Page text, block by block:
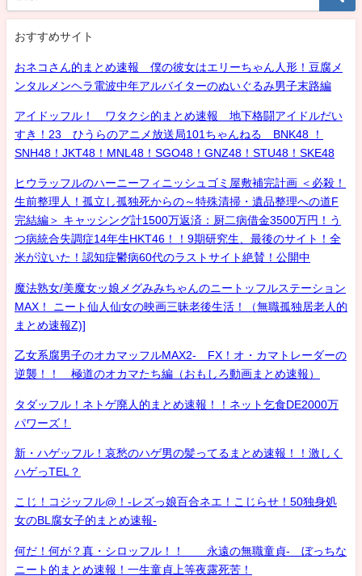
おすすめサイト
おネコさん的まとめ速報 僕の彼女はエリーちゃん人形！豆腐メ
ンタルメンヘラ電波中年アルバイターのぬいぐるみ男子末路編
アイドッフル！ ワタクシ的まとめ速報 地下格闘アイドルだい
すき！23 ひうらのアニメ放送局101ちゃんねる BNK48 ！
SNH48！JKT48！MNL48！SGO48！GNZ48！STU48！SKE48
ヒウラッフルのハーニーフィニッシュゴミ屋敷補完計画 ＜必殺！
生前整理人！孤立し孤独死からの～特殊清掃・遺品整理への道F
完結編＞ キャッシング計1500万返済：厨二病借金3500万円！う
つ病統合失調症14年生HKT46！！9期研究生、最後のサイト！全
米が泣いた！認知症鬱病60代のラストサイト絶賛！公開中
魔法熟女/美魔女ッ娘メグみみちゃんのニートッフルステーション
MAX！ ニート仙人仙女の映画三昧老後生活！（無職孤独居老人的
まとめ速報Z)]
乙女系腐男子のオカマッフルMAX2- FX！オ・カマトレーダーの
逆襲！！ 極道のオカマたち編（おもしろ動画まとめ速報）
タダッフル！ネトゲ廃人的まとめ速報！！ネット乞食DE2000万
パワーズ！
新・ハゲッフル！哀愁のハゲ男の髪ってるまとめ速報！！激しく
ハゲっTEL？
こじ！コジッフル@！-レズっ娘百合ネエ！こじらせ！50独身処
女のBL腐女子的まとめ速報-
何だ！何が？真・シロッフル！！ 永遠の無職童貞- ぼっちな
ニート的まとめ速報！一生童貞上等夜露死苦！